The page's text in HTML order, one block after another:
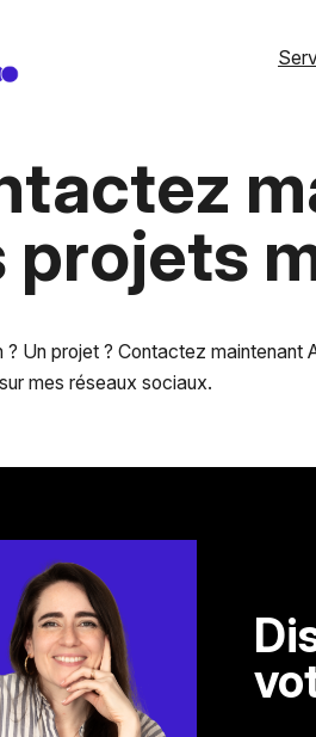
projets
? Un projet ? Contactez maintenant
mes réseaux sociaux.